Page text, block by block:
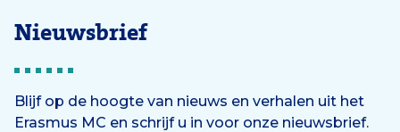
Nieuwsbrief
Blijf op de hoogte van nieuws en verhalen uit het
Erasmus MC en schrijf u in voor onze nieuwsbrief.